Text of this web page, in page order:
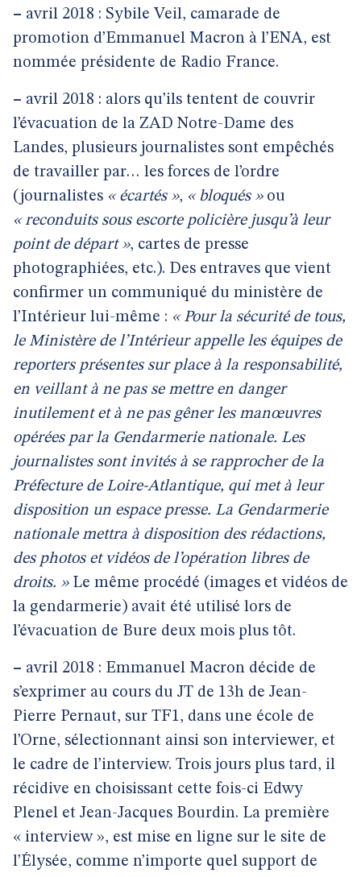
– avril 2018 : Sybile Veil, camarade de
promotion d’Emmanuel Macron à l’ENA, est
nommée présidente de Radio France.
– avril 2018 : alors qu’ils tentent de couvrir
l’évacuation de la ZAD Notre-Dame des
Landes, plusieurs journalistes sont empêchés
de travailler par… les forces de l’ordre
(journalistes « écartés », « bloqués »ou
« reconduits sous escorte policière jusqu’à leur
point de départ », cartes de presse
photographiées, etc.). Des entraves que vient
confirmer un communiqué du ministère de
l’Intérieur lui-même : « Pour la sécurité de tous,
le Ministère de l’Intérieur appelle les équipes de
reporters présentes sur place à la responsabilité,
en veillant à ne pas se mettre en danger
inutilement et à ne pas gêner les manœuvres
opérées par la Gendarmerie nationale. Les
journalistes sont invités à se rapprocher de la
Préfecture de Loire-Atlantique, qui met à leur
disposition un espace presse. La Gendarmerie
nationale mettra à disposition des rédactions,
des photos et vidéos de l’opération libres de
droits. » Le même procédé (images et vidéos de
la gendarmerie) avait été utilisé lors de
l’évacuation de Bure deux mois plus tôt.
– avril 2018 : Emmanuel Macron décide de
s’exprimer au cours du JT de 13h de Jean-
Pierre Pernaut, sur TF1, dans une école de
l’Orne, sélectionnant ainsi son interviewer, et
le cadre de l’interview. Trois jours plus tard, il
récidive en choisissant cette fois-ci Edwy
Plenel et Jean-Jacques Bourdin. La première
« interview », est mise en ligne sur le site de
l’Élysée, comme n’importe quel support de